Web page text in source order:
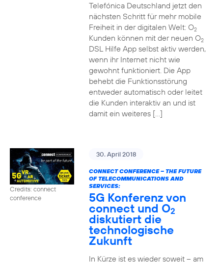
Telefónica Deutschland jetzt den
nächsten Schritt für mehr mobile
Freiheit in der digitalen Welt: O2
Kunden können mit der neuen O2
DSL Hilfe App selbst aktiv werden,
wenn ihr Internet nicht wie
gewohnt funktioniert. Die App
behebt die Funktionsstörung
entweder automatisch oder leitet
die Kunden interaktiv an und ist
damit ein weiteres […]
Credits: connect
conference
30. April 2018
CONNECT CONFERENCE – THE FUTURE
OF TELECOMMUNICATIONS AND
SERVICES:
5G Konferenz von
connect und O2
diskutiert die
technologische
Zukunft
In Kürze ist es wieder soweit – am